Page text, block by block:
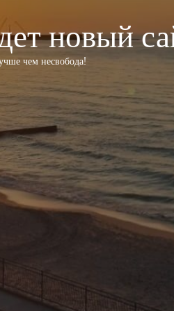
новый
чем несвобода!